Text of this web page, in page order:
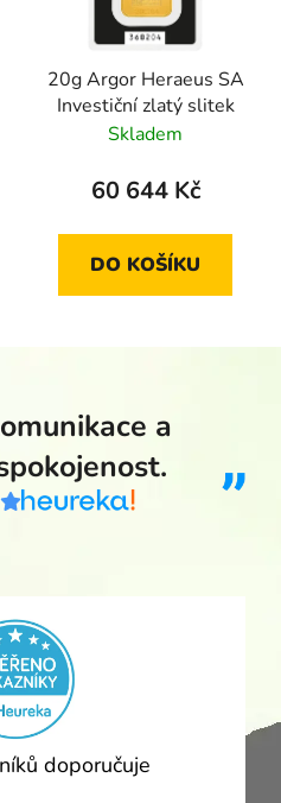
20g Argor Heraeus SA
Investiční zlatý slitek
Skladem
60 644 Kč
DO KOŠÍKU
a
doporučuje